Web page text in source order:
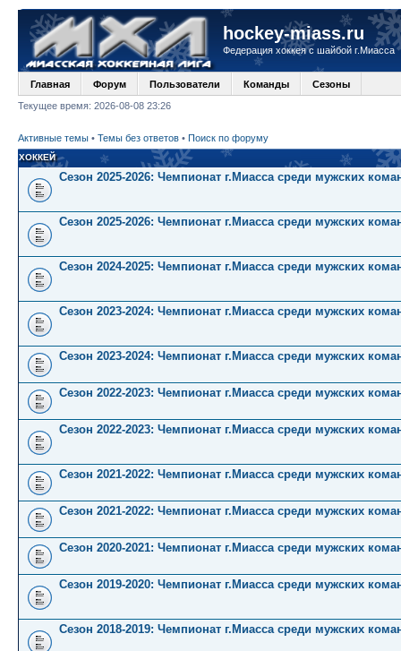
hockey-miass.ru
Федерация хоккея с шайбой г.Миасса
Главная Форум Пользователи Команды
Сезоны
Текущее время: 2026-08-08 23:26
Активные темы • Темы без ответов • Поиск по форуму
ХОККЕЙ
Сезон 2025-2026: Чемпионат г.Миасса среди мужских
Сезон 2025-2026: Чемпионат г.Миасса среди мужских
Сезон 2024-2025: Чемпионат г.Миасса среди мужских
Сезон 2023-2024: Чемпионат г.Миасса среди мужских
Сезон 2023-2024: Чемпионат г.Миасса среди мужских
Сезон 2022-2023: Чемпионат г.Миасса среди мужских
Сезон 2022-2023: Чемпионат г.Миасса среди мужских
Сезон 2021-2022: Чемпионат г.Миасса среди мужских
Сезон 2021-2022: Чемпионат г.Миасса среди мужских
Сезон 2020-2021: Чемпионат г.Миасса среди мужских
Сезон 2019-2020: Чемпионат г.Миасса среди мужских
Сезон 2018-2019: Чемпионат г.Миасса среди мужских